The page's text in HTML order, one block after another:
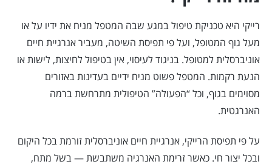
רייקי היא טכניקת טיפול במגע שבה המטפל מניח את ידיו על או
מעל גוף המטופל, ועל פי תפיסת השיטה, מעביר אנרגיית חיים
אוניברסלית למטופל. בניגוד לעיסוי, אין בטיפול לחיצות, לישות או
הנעת רקמות. המטפל פשוט מניח ידיים בעדינות באזורים
מסוימים בגוף, וכל “הפעולה” הטיפולית מתרחשת ברמה
האנרגטית.
על פי תפיסת הרייקי, אנרגיית חיים אוניברסלית זורמת בכל היקום
ובכל יצור חי. כאשר זרימת האנרגיה משתבשת — בשל מתח,